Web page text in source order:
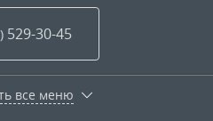
) 529-30-45
все меню